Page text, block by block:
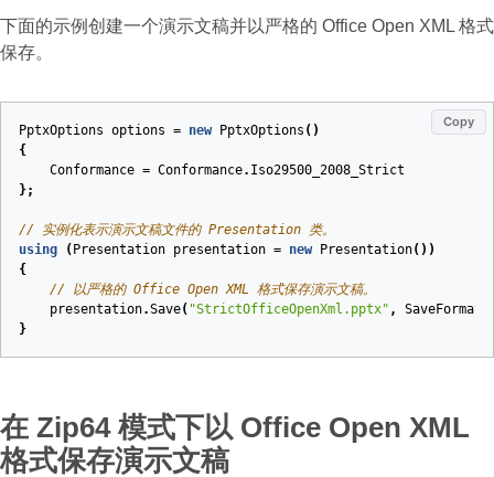
下面的示例创建一个演示文稿并以严格的 Office Open XML 格式
保存。
Copy
PptxOptions options = new PptxOptions ()
{
Conformance = Conformance. Iso29500_2008_Strict
};
// 实例化表示演示文稿文件的 Presentation 类。
using
( Presentation presentation = new Presentation())
{
// 以严格的 Office Open XML 格式保存演示文稿。
presentation.Save( "StrictOfficeOpenXml.pptx" , SaveFormat
}
在 Zip64 模式下以 Office Open XML
格式保存演示文稿